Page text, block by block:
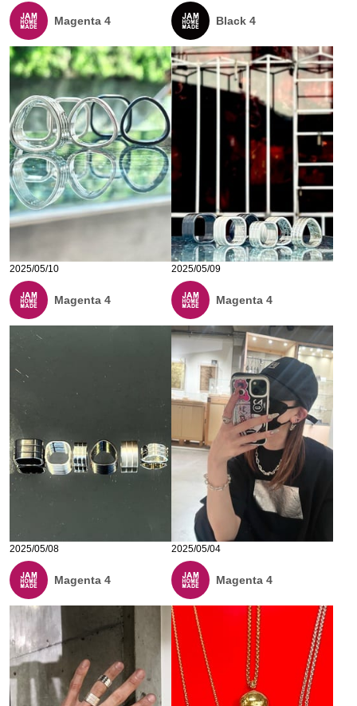
Magenta 4 Black 4
2025/05/10
Magenta 4
2025/05/09
Magenta 4
2025/05/08
Magenta 4
2025/05/04
Magenta 4